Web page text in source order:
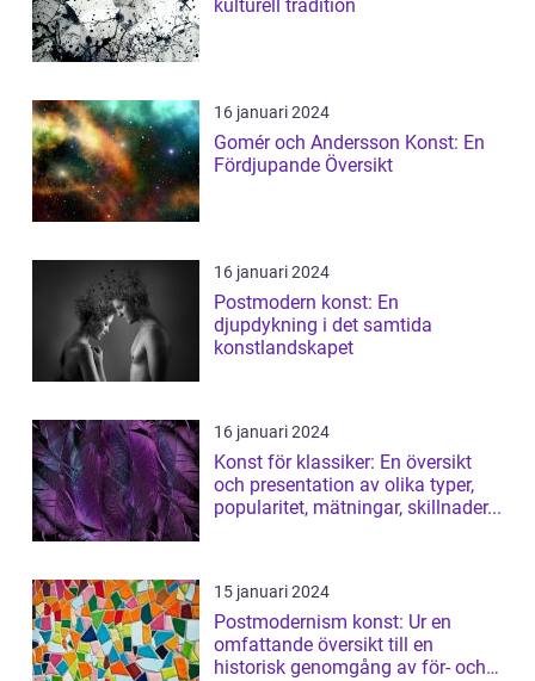
kulturell tradition
16 januari 2024
Gomér och Andersson Konst: En
Fördjupande Översikt
16 januari 2024
Postmodern konst: En
djupdykning i det samtida
konstlandskapet
16 januari 2024
Konst för klassiker: En översikt
och presentation av olika typer,
popularitet, mätningar, skillnader...
15 januari 2024
Postmodernism konst: Ur en
omfattande översikt till en
historisk genomgång av för- och